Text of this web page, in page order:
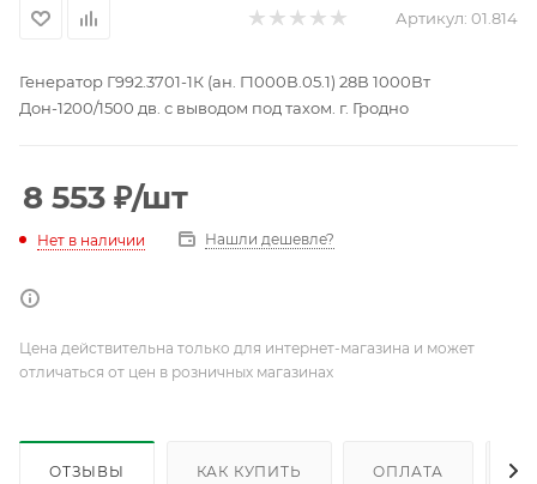
Артикул: 01.814
Генератор Г992.3701-1К (ан. Г1000В.05.1) 28В 1000Вт
Дон-1200/1500 дв. с выводом под тахом. г. Гродно
8 553 ₽/шт
Нет в наличии Нашли дешевле?
Цена действительна только для интернет-магазина и может
отличаться от цен в розничных магазинах
ОТЗЫВЫ КАК КУПИТЬ ОПЛАТА